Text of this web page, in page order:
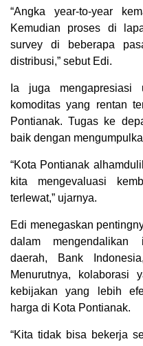
“Angka year-to-year
Kemudian proses di
survey di beberapa
distribusi,” sebut Edi.
Ia juga mengapresiasi
komoditas yang rentan
Pontianak. Tugas ke
baik dengan
“Kota Pontianak
kita mengevaluasi
terlewat,” ujarnya.
Edi menegaskan
dalam mengendalikan
daerah, Bank
Menurutnya, kolaborasi
kebijakan yang lebih
harga di Kota Pontianak.
“Kita tidak bisa bekerja